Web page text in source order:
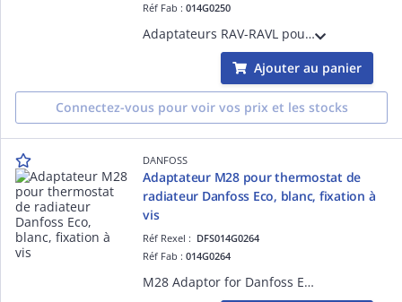
Réf Fab :014G0250
Adaptateurs RAV-RAVL pour Living eco/connect
Ajouter au panier
Connectez-vous pour voir vos prix et les stocks
DANFOSS
Adaptateur M28 pour thermostat de
radiateur Danfoss Eco, blanc, fixation à
vis
Réf Rexel : DFS014G0264
Réf Fab :014G0264
M28 Adaptor for Danfoss Eco